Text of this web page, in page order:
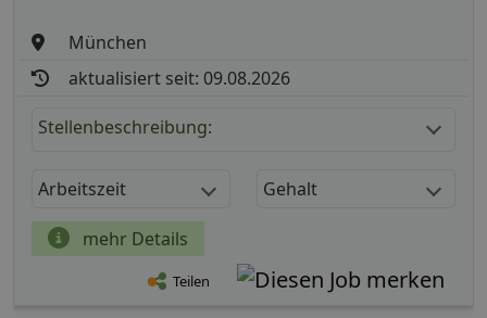
München
aktualisiert seit: 09.08.2026
Stellenbeschreibung:
Arbeitszeit Gehalt
mehr Details
Teilen